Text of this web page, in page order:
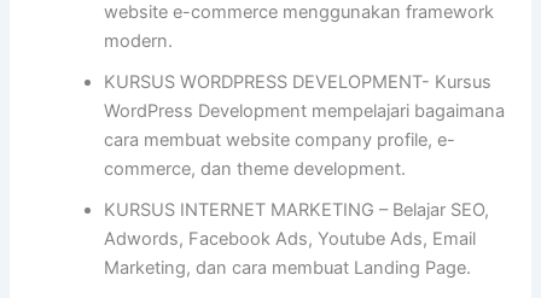
website e-commerce menggunakan framework
modern.
KURSUS WORDPRESS DEVELOPMENT- Kursus
WordPress Development mempelajari bagaimana
cara membuat website company profile, e-
commerce, dan theme development.
KURSUS INTERNET MARKETING – Belajar SEO,
Adwords, Facebook Ads, Youtube Ads, Email
Marketing, dan cara membuat Landing Page.